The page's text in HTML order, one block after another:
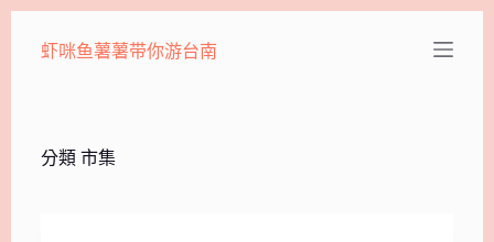
虾咪鱼薯薯带你游台南
分類 市集